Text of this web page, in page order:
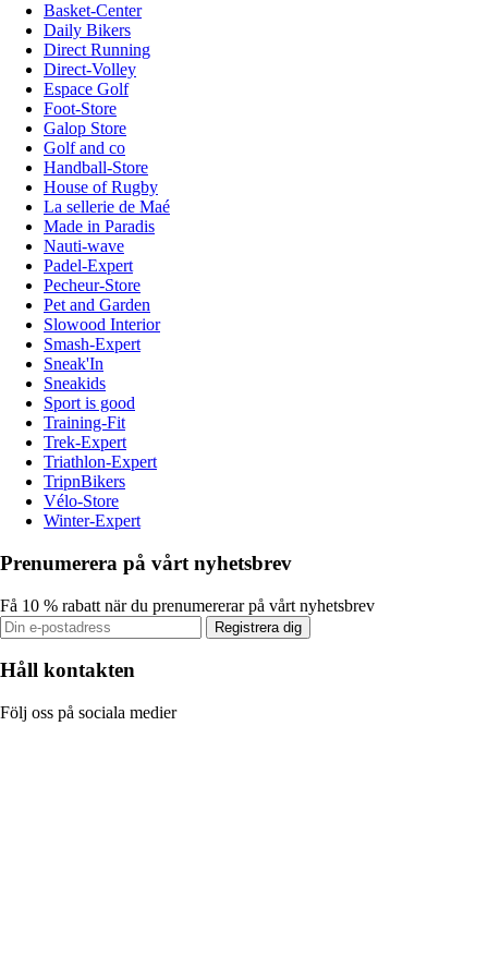
Basket-Center
Daily Bikers
Direct Running
Direct-Volley
Espace Golf
Foot-Store
Galop Store
Golf and co
Handball-Store
House of Rugby
La sellerie de Maé
Made in Paradis
Nauti-wave
Padel-Expert
Pecheur-Store
Pet and Garden
Slowood Interior
Smash-Expert
Sneak'In
Sneakids
Sport is good
Training-Fit
Trek-Expert
Triathlon-Expert
TripnBikers
Vélo-Store
Winter-Expert
Prenumerera på vårt nyhetsbrev
Få 10 % rabatt när du prenumererar på vårt nyhetsbrev
Registrera dig
Håll kontakten
Följ oss på sociala medier